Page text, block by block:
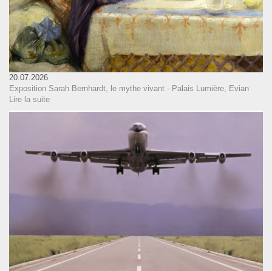
20.07.2026
Exposition Sarah Bernhardt, le mythe vivant - Palais Lumière, Evian
Lire la suite